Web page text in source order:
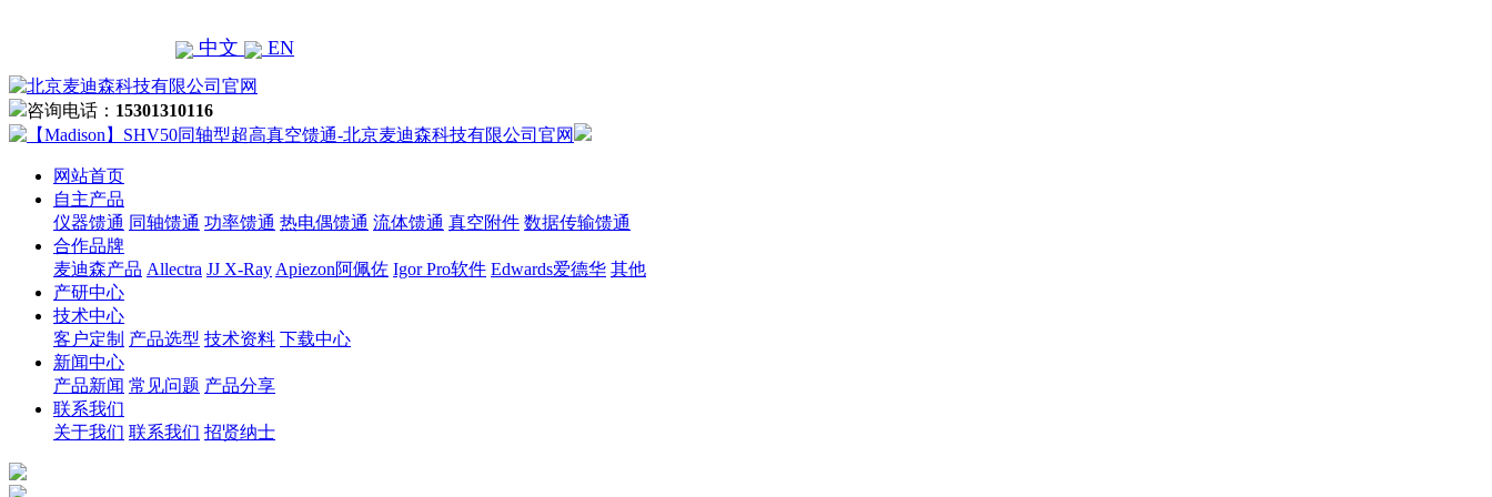
中文 EN
咨询电话： 15301310116
网站首页
自主产品
仪器馈通 同轴馈通 功率馈通 热电偶馈通 流体馈通 真空附件 数据传输馈通
合作品牌
麦迪森产品 Allectra JJ X-Ray Apiezon阿佩佐 Igor Pro软件 Edwards爱德华 其他
产研中心
技术中心
客户定制 产品选型 技术资料 下载中心
新闻中心
产品新闻 常见问题 产品分享
联系我们
关于我们 联系我们 招贤纳士